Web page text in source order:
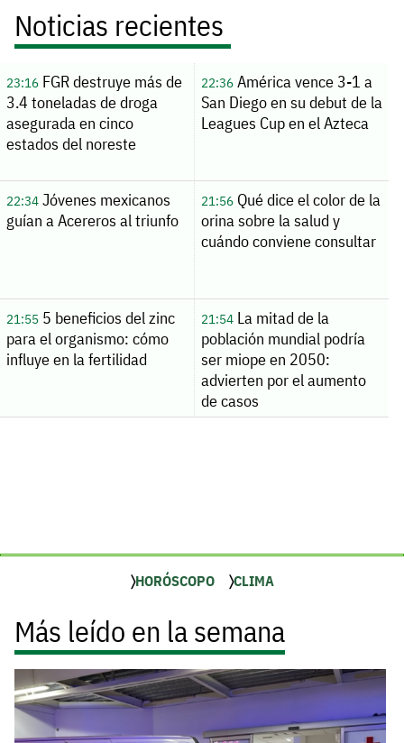
Noticias recientes
23:16FGR destruye más de
3.4 toneladas de droga
asegurada en cinco
estados del noreste
22:36América vence 3-1 a
San Diego en su debut de la
Leagues Cup en el Azteca
22:34Jóvenes mexicanos
guían a Acereros al triunfo
21:56Qué dice el color de la
orina sobre la salud y
cuándo conviene consultar
21:555 beneficios del zinc
para el organismo: cómo
influye en la fertilidad
21:54La mitad de la
población mundial podría
ser miope en 2050:
advierten por el aumento
de casos
HORÓSCOPO CLIMA
Más leído en la semana